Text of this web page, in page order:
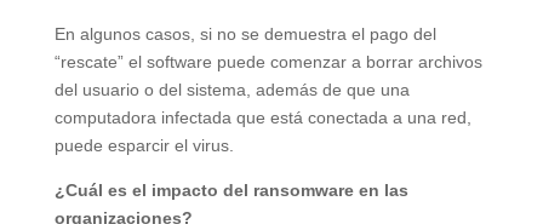
En algunos casos, si no se demuestra el pago del
“rescate” el software puede comenzar a borrar archivos
del usuario o del sistema, además de que una
computadora infectada que está conectada a una red,
puede esparcir el virus.
¿Cuál es el impacto del ransomware en las
organizaciones?